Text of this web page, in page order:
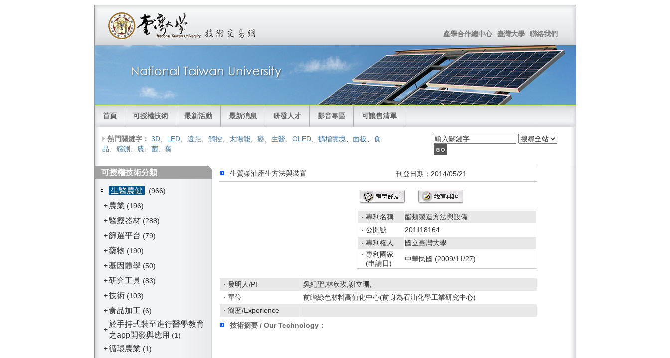
產學合作總中心 臺灣大學 聯絡我們
首頁 可授權技術 最新活動 最新消息 研發人才 影音專區 可讓售清單
熱門關鍵字： 3D、 LED、 遠距、 觸控、 太陽能、 癌、 生醫、 OLED、 擴增實境、 面板、 食
品、 感測 、 農、 菌、 藥
可授權技術分類
生醫農健
(966)
+ 農業 (196)
+醫療器材 (288)
+篩選平台 (79)
+藥物 (190)
+基因體學 (50)
+研究工具(83)
+技術(103)
+食品加工 (6)
+
於手持式裝至進行醫學教育
之app開發與應用 (1)
+循環農業 (1)
生質柴油產生方法與裝置 刊登日期：2014/05/21
‧ 專利名稱
酯類製造方法與設備
‧ 公開號
201118164
‧ 專利權人
國立臺灣大學
‧ 專利國家
(申請日)
中華民國 (2009/11/27)
‧ 發明人/PI
吳紀聖,林欣玫,謝立珊,
‧ 單位
前瞻綠色材料高值化中心(前身為石油化學工業研究中心)
‧ 簡歷/Experience
技術摘要 / Our Technology：